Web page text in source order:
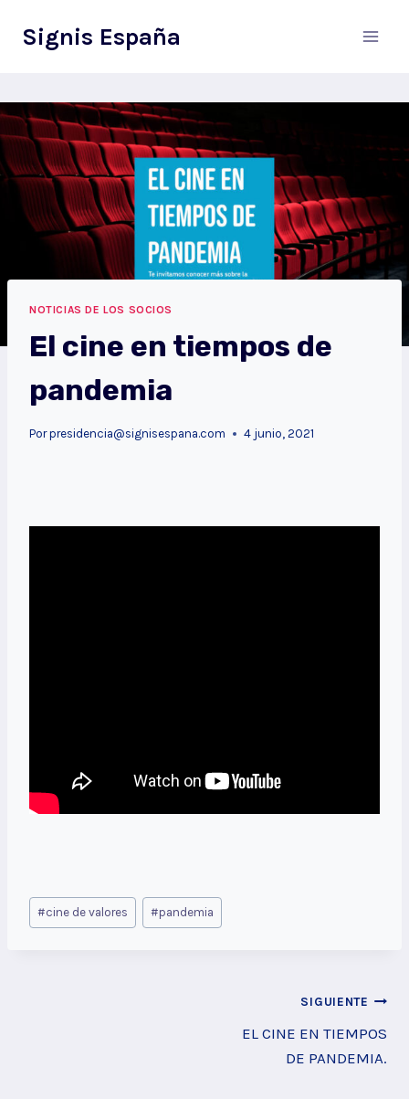
Signis España
NOTICIAS DE LOS SOCIOS
El cine en tiempos de
pandemia
Por presidencia@signisespana.com 4 junio, 2021
Etiquetas
de
#cine de valores #pandemia
SIGUIENTE
EL CINE EN TIEMPOS
DE PANDEMIA.